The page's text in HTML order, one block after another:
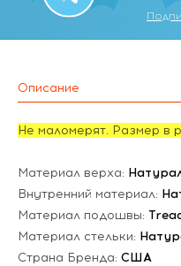
Описание
Не маломерят. Размер в
Материал верха:
Внутренний материал:
Материал подошвы:
Материал стельки:
Страна Бренда: США